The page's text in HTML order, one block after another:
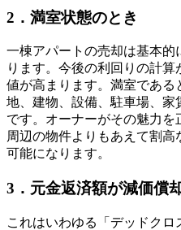
2．満室状態のとき
一棟アパートの売却は基本
ります。今後の利回りの計
値が高まります。満室であ
地、建物、設備、駐車場、家
です。オーナーがその魅力を
周辺の物件よりもあえて割
可能になります。
3．元金返済額が減価償
これはいわゆる「デッドクロ